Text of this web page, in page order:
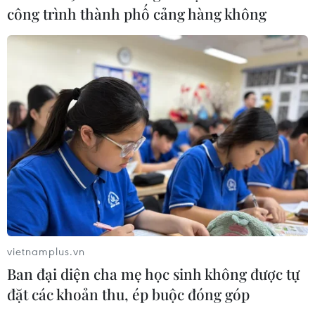
Khởi động xét chọn Doanh nghiệp
đạt chuẩn văn hóa kinh doanh Việt
Xã Tây Giang khai mạc Ngày hội văn
hóa Cơ Tu lần thứ 1
06/08/2026 10:38
Thanh Hóa dự kiến bắn pháo hoa vào
dịp Quốc khánh 2/9
06/08/2026 09:58
công trình thành phố cảng hàng không
vietnamplus.vn
Ban đại diện cha mẹ học sinh không được tự
đặt các khoản thu, ép buộc đóng góp